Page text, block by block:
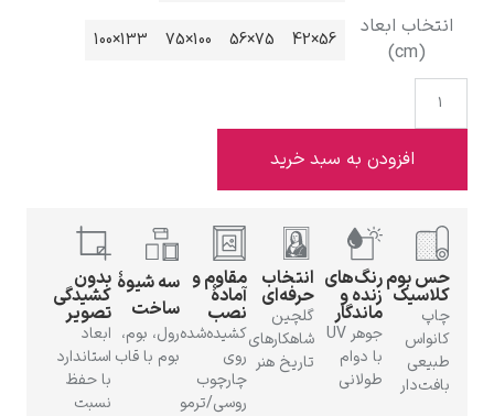
کامی پیسارو
ادوارد هاپر
ادگار دگا
75×56
100×75
133×100
به سبد خرید
جوهر UV
انتخاب
حرفه‌ای
گلچین
شاهکارهای
تاریخ هنر
مقاوم و
آمادهٔ
نصب
کشیده‌شده
روی
چارچوب
سه شیوهٔ
ساخت
رول، بوم،
بوم با قاب
بدون
کشیدگی
تصویر
ابعاد
استاندارد
با حفظ
نسبت